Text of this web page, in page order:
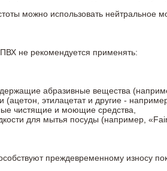
можно использовать
не рекомендуется применять:
абразивные вещества
(ацетон, этилацетат и другие -
чистящие и моющие средства,
для мытья посуды (например,
преждевременному износу